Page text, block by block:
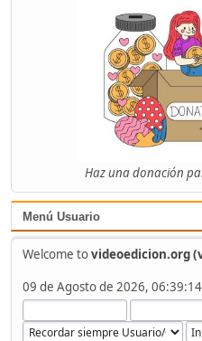
Haz una donación
Menú Usuario
Welcome tovideoedicion.org
09 de Agosto de 2026, 06:39:14